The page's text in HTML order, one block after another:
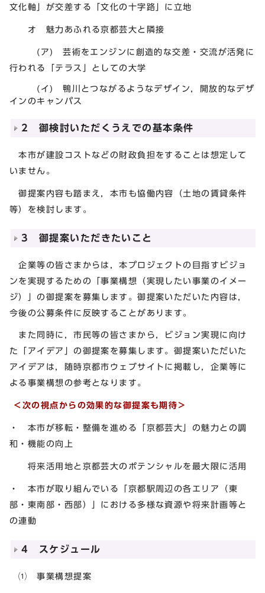
文化軸」が交差する「文化の十字路」に立地
オ 魅力あふれる京都芸大と隣接
(ア) 芸術をエンジンに創造的な交差・交流が活発に
行われる「テラス」としての大学
(イ) 鴨川とつながるようなデザイン，開放的なデザ
インのキャンパス
2 御検討いただくうえでの基本条件
本市が建設コストなどの財政負担をすることは想定して
いません。
御提案内容も踏まえ，本市も協働内容（土地の賃貸条件
等）を検討します。
3 御提案いただきたいこと
企業等の皆さまからは，本プロジェクトの目指すビジョ
ンを実現するための「事業構想（実現したい事業のイメー
ジ）」の御提案を募集します。御提案いただいた内容は，
今後の公募条件に反映することがあります。
また同時に，市民等の皆さまから，ビジョン実現に向け
た「アイデア」の御提案を募集します。御提案いただいた
アイデアは，随時京都市ウェブサイトに掲載し，企業等に
よる事業構想の参考となります。
＜次の視点からの効果的な御提案も期待＞
・ 本市が移転・整備を進める「京都芸大」の魅力との調
和・機能の向上
将来活用地と京都芸大のポテンシャルを最大限に活用
・ 本市が取り組んでいる「京都駅周辺の各エリア（東
部・東南部・西部）」における多様な資源や将来計画等と
の連動
4 スケジュール
⑴ 事業構想提案